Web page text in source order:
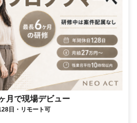
月で現場デビュー
日・リモート可